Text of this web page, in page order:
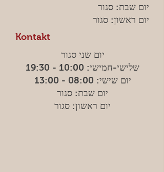
יום שבת: סגור
יום ראשון: סגור
Kontakt
יום שני סגור
שלישי-חמישי: 10:00 - 19:30
יום שישי: 08:00 - 13:00
יום שבת: סגור
יום ראשון: סגור